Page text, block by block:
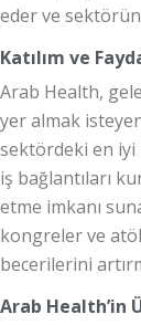
eder ve
Katılım ve
Arab Health,
yer almak
sektördeki en iyi
iş bağlantıları
etme imkanı
kongreler ve
becerilerini
Arab Health’in